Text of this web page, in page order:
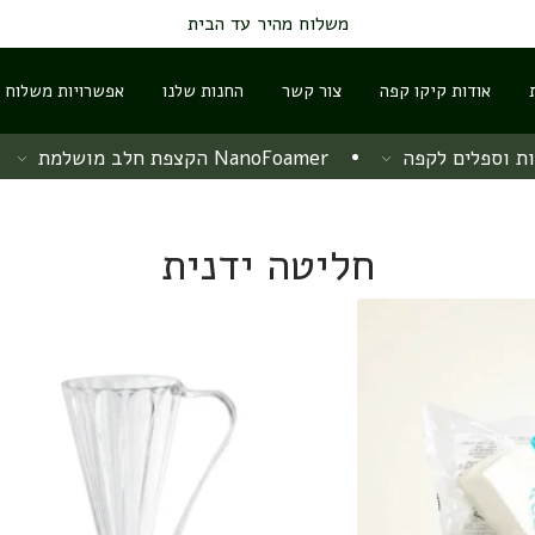
משלוח מהיר עד הבית
אודות קיקו קפה צור קשר החנות שלנו אפשרויות משלוח
וספלים לקפה NanoFoamer הקצפת חלב מושלמת
חליטה ידנית